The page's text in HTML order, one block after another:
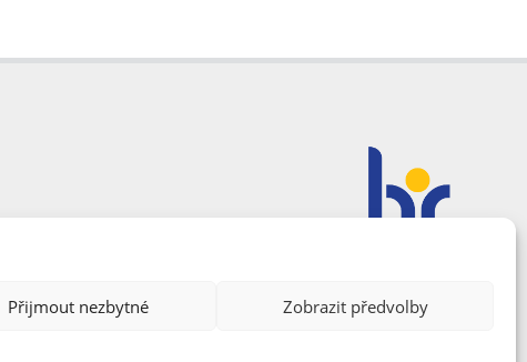
Přijmout nezbytné Zobrazit předvolby